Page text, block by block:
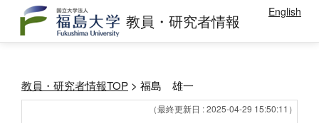
教員・研究者情報 English
教員・研究者情報TOP > 福島 雄一
（最終更新日 : 2025-04-29 15:50:11）